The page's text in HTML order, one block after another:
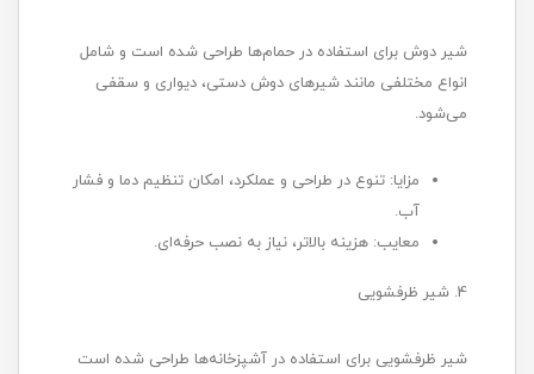
شیر دوش برای استفاده در حمام‌ها طراحی شده است و شامل
انواع مختلفی مانند شیرهای دوش دستی، دیواری و سقفی
می‌شود.
مزایا: تنوع در طراحی و عملکرد، امکان تنظیم دما و فشار
آب.
معایب: هزینه بالاتر، نیاز به نصب حرفه‌ای.
4. شیر ظرفشویی
شیر ظرفشویی برای استفاده در آشپزخانه‌ها طراحی شده است